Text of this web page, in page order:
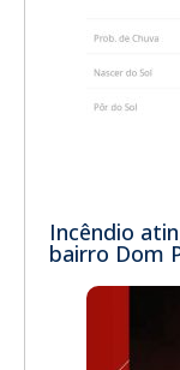
Incêndio
bairro Dom